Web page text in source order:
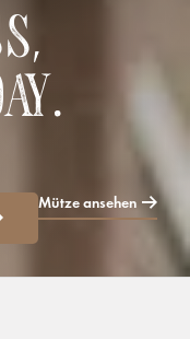
Mütze ansehen